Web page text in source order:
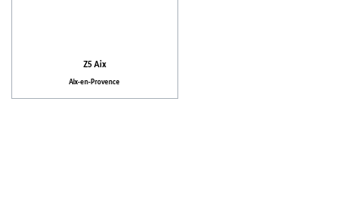
Z5 Aix
Aix-en-Provence